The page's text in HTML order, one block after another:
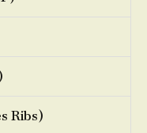
Ribs)